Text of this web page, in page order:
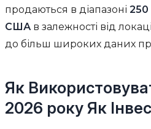
продаються в діапазоні 250
США в залежності від
до більш широких даних
Як
2026 року Як